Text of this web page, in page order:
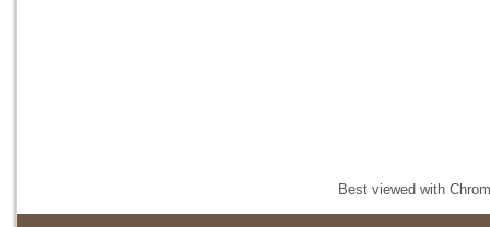
Best viewed with